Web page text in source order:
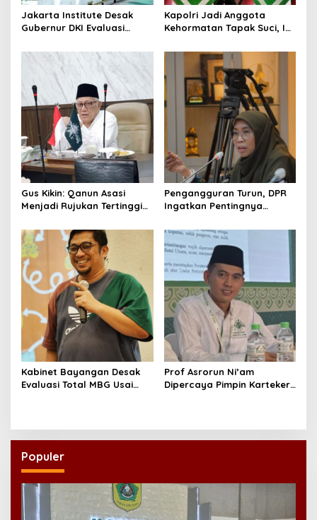
o
n
Jakarta Institute Desak
Gubernur DKI Evaluasi
Penumpang Diturunkan
Kapolri Jadi Anggota
Kehormatan Tapak Suci, Ini
Gus Kikin: Qanun Asasi
Menjadi Rujukan Tertinggi
Pengangguran Turun, DPR
Ingatkan Pentingnya
yang Layak
Kabinet Bayangan Desak
Evaluasi Total MBG Usai
Prof Asrorun Ni’am
Dipercaya Pimpin Karteker
Populer